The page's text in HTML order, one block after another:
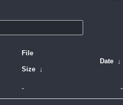
File
Size ↓
Date ↓
- -